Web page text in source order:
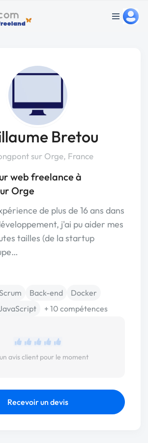
Bretou
sur Orge, France
web freelance à
Orge
de plus de 16 ans dans
j'ai pu aider mes
tailles (de la startup
Back-end
Docker
+ 10 compétences
avis client pour le moment
Recevoir un devis